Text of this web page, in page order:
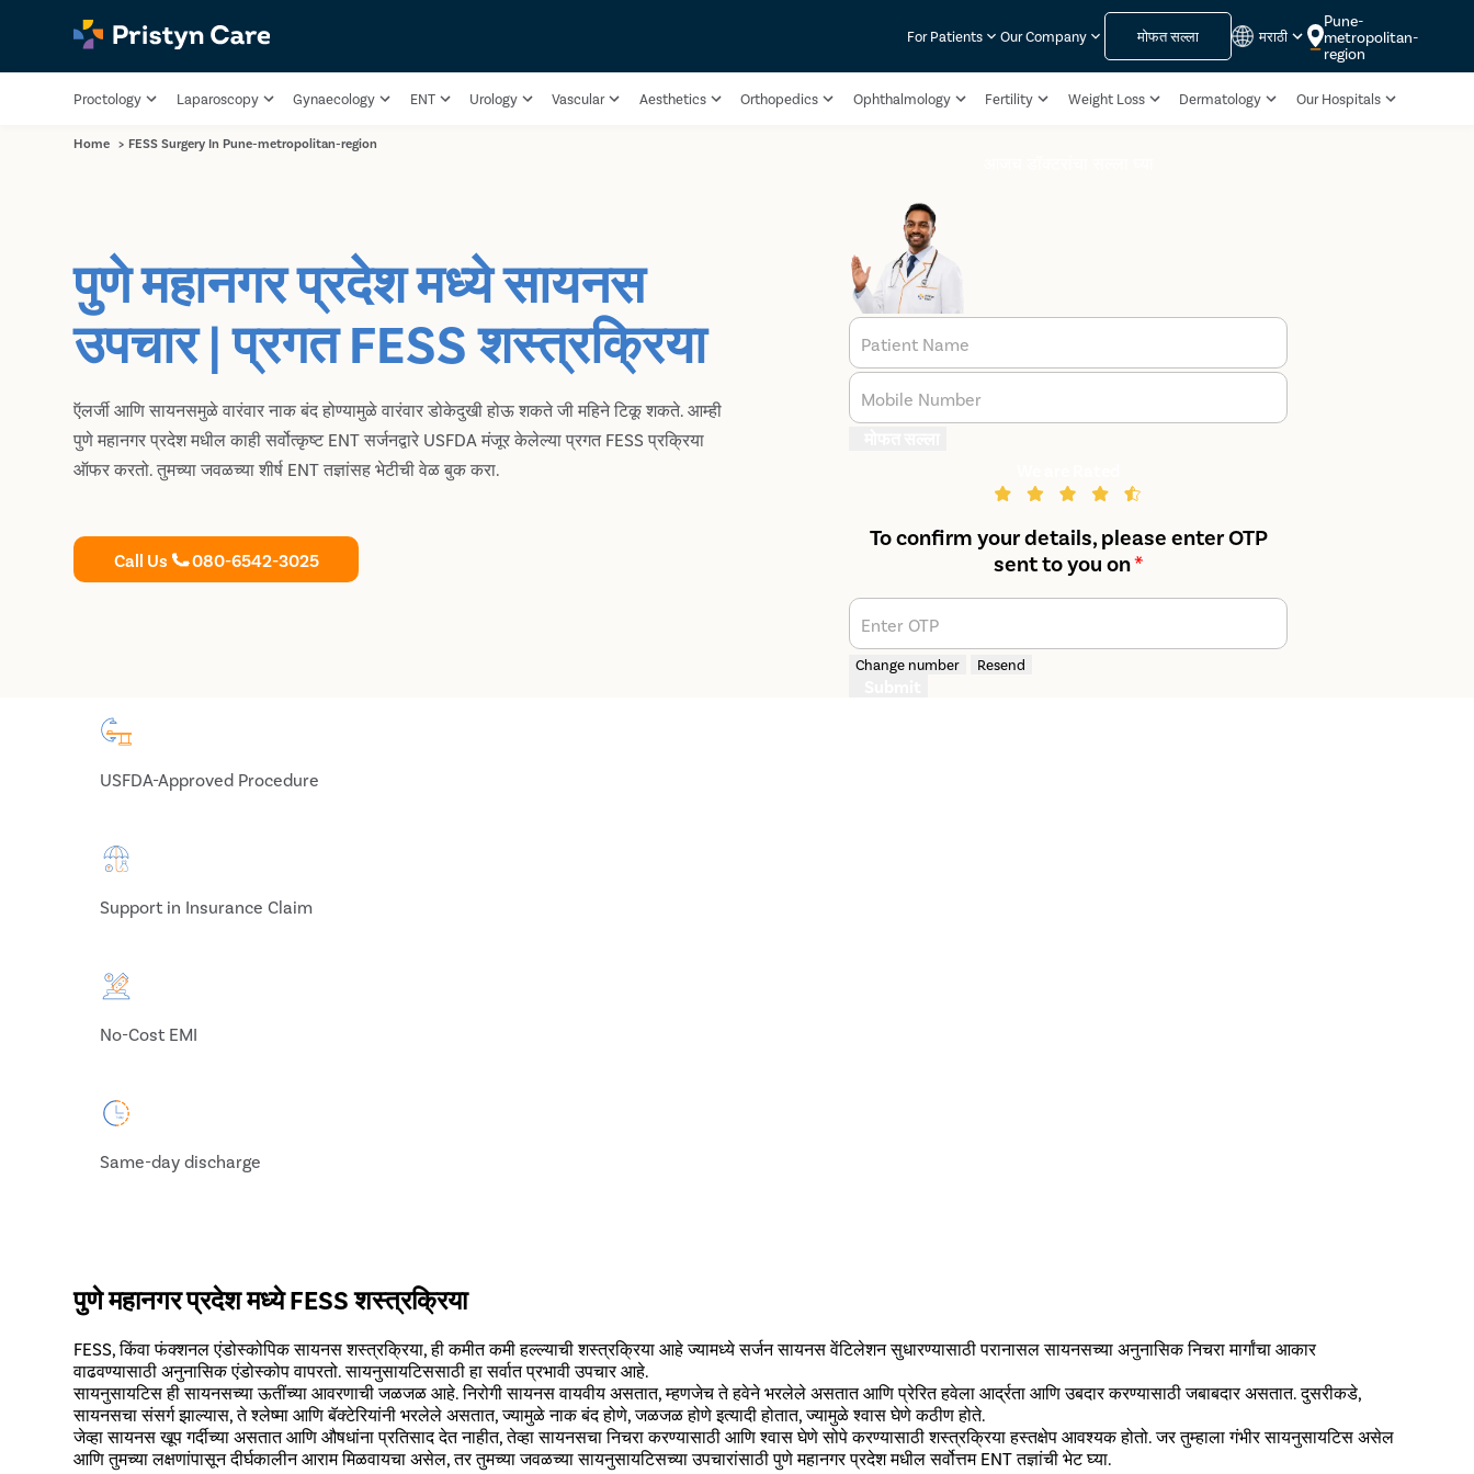
For Patients Our Company मोफत सल्ला मराठी
Pune-
metropolitan-
region
Proctology Laparoscopy Gynaecology ENT Urology Vascular Aesthetics Orthopedics Ophthalmology Fertility Weight Loss Dermatology Our Hospitals
Home > FESS Surgery In Pune-metropolitan-region
पुणे महानगर प्रदेश मध्ये सायनस
उपचार | प्रगत FESS शस्त्रक्रिया
ऍलर्जी आणि सायनसमुळे वारंवार नाक बंद होण्यामुळे वारंवार डोकेदुखी होऊ शकते जी महिने टिकू शकते. आम्ही
पुणे महानगर प्रदेश मधील काही सर्वोत्कृष्ट ENT सर्जनद्वारे USFDA मंजूर केलेल्या प्रगत FESS प्रक्रिया
ऑफर करतो. तुमच्या जवळच्या शीर्ष ENT तज्ञांसह भेटीची वेळ बुक करा.
Call Us 080-6542-3025
Patient Name
Mobile Number
To confirm your details, please enter OTP
sent to you on*
Enter OTP
Change number Resend
USFDA-Approved Procedure
Support in Insurance Claim
No-Cost EMI
Same-day discharge
पुणे महानगर प्रदेश मध्ये FESS शस्त्रक्रिया
FESS, किंवा फंक्शनल एंडोस्कोपिक सायनस शस्त्रक्रिया, ही कमीत कमी हल्ल्याची शस्त्रक्रिया आहे ज्यामध्ये सर्जन सायनस वेंटिलेशन सुधारण्यासाठी परानासल सायनसच्या अनुनासिक निचरा मार्गांचा आकार
वाढवण्यासाठी अनुनासिक एंडोस्कोप वापरतो. सायनुसायटिससाठी हा सर्वात प्रभावी उपचार आहे.
सायनुसायटिस ही सायनसच्या ऊतींच्या आवरणाची जळजळ आहे. निरोगी सायनस वायवीय असतात, म्हणजेच ते हवेने भरलेले असतात आणि प्रेरित हवेला आर्द्रता आणि उबदार करण्यासाठी जबाबदार असतात. दुसरीकडे,
सायनसचा संसर्ग झाल्यास, ते श्लेष्मा आणि बॅक्टेरियांनी भरलेले असतात, ज्यामुळे नाक बंद होणे, जळजळ होणे इत्यादी होतात, ज्यामुळे श्वास घेणे कठीण होते.
जेव्हा सायनस खूप गर्दीच्या असतात आणि औषधांना प्रतिसाद देत नाहीत, तेव्हा सायनसचा निचरा करण्यासाठी आणि श्वास घेणे सोपे करण्यासाठी शस्त्रक्रिया हस्तक्षेप आवश्यक होतो. जर तुम्हाला गंभीर सायनुसायटिस असेल
आणि तुमच्या लक्षणांपासून दीर्घकालीन आराम मिळवायचा असेल, तर तुमच्या जवळच्या सायनुसायटिसच्या उपचारांसाठी पुणे महानगर प्रदेश मधील सर्वोत्तम ENT तज्ञांची भेट घ्या.